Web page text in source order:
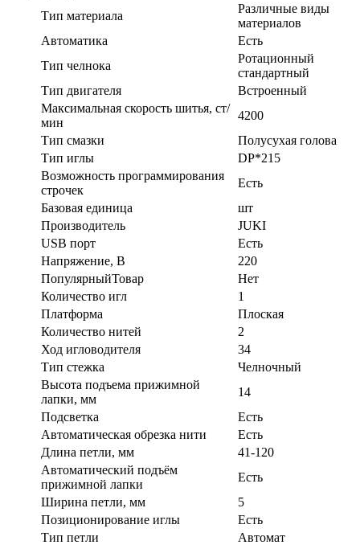
Тип материала
Различные виды
материалов
Автоматика
Есть
Тип челнока
Ротационный
стандартный
Тип двигателя
Встроенный
Максимальная скорость шитья, ст/
мин
4200
Тип смазки
Полусухая голова
Тип иглы
DP*215
Возможность программирования
строчек
Есть
Базовая единица
шт
Производитель
JUKI
USB порт
Есть
Напряжение, В
220
ПопулярныйТовар
Нет
Количество игл
1
Платформа
Плоская
Количество нитей
2
Ход игловодителя
34
Тип стежка
Челночный
Высота подъема прижимной
лапки, мм
14
Подсветка
Есть
Автоматическая обрезка нити
Есть
Длина петли, мм
41-120
Автоматический подъём
прижимной лапки
Есть
Ширина петли, мм
5
Позиционирование иглы
Есть
Тип петли
Автомат